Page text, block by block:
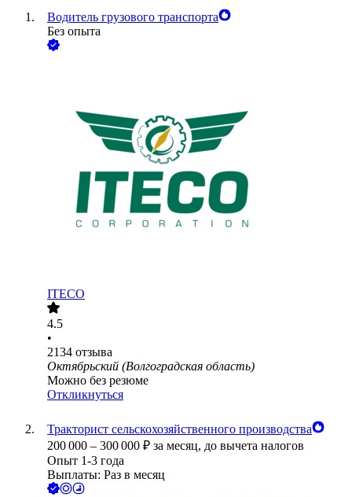
Водитель грузового транспорта
Без опыта
ITECO
4.5
•
2134 отзыва
Октябрьский (Волгоградская область)
Можно без резюме
Откликнуться
Тракторист сельскохозяйственного производства
200 000 – 300 000 ₽ за месяц, до вычета налогов
Опыт 1-3 года
Выплаты: Раз в месяц